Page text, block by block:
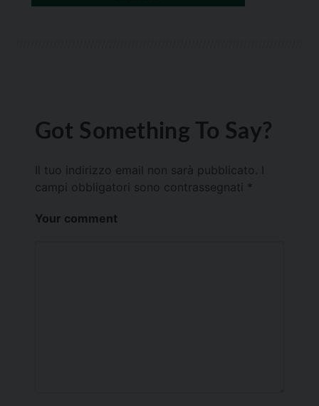
Got Something To Say?
Il tuo indirizzo email non sarà pubblicato.
campi obbligatori sono contrassegnati *
Your comment